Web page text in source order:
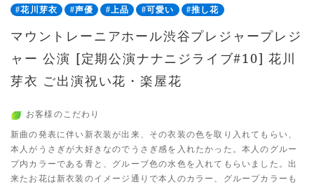
#花川芽衣
#声優 #上品 #可愛い #推し花
マウントレーニアホール渋谷プレジャープレジ
ャー 公演 [定期公演ナナニジライブ#10] 花川
芽衣 ご出演祝い花・楽屋花
お客様のこだわり
新曲の発表に伴い新衣装が出来、その衣装の色を取り入れてもらい、
本人がうさぎが大好きなのでうさぎ感を入れたかった。本人のグルー
プ内カラーである青と、グルーブ色の水色を入れてもらいました。出
来たお花は新衣装のイメージ通りで本人のカラー、グループカラーも